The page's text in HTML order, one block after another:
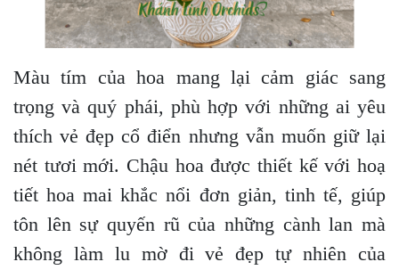
Màu tím của hoa mang lại cảm giác sang
trọng và quý phái, phù hợp với những ai yêu
thích vẻ đẹp cổ điển nhưng vẫn muốn giữ lại
nét tươi mới. Chậu hoa được thiết kế với hoạ
tiết hoa mai khắc nổi đơn giản, tinh tế, giúp
tôn lên sự quyến rũ của những cành lan mà
không làm lu mờ đi vẻ đẹp tự nhiên của